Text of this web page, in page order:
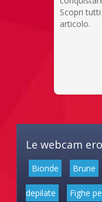
Scopri
articolo.
Le webcam
Bionde Brune
depilate Fighe